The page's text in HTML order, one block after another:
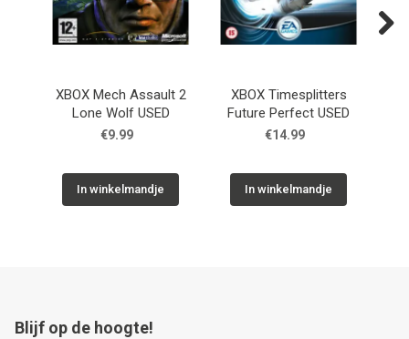
XBOX Mech Assault 2
Lone Wolf USED
€9.99
In winkelmandje
XBOX Timesplitters
Future Perfect USED
€14.99
In winkelmandje
Blijf op de hoogte!